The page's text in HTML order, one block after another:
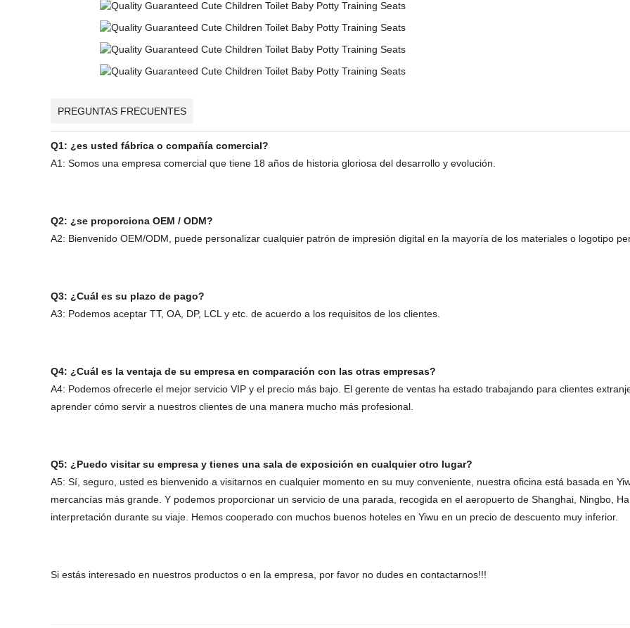
PREGUNTAS FRECUENTES
Q1: ¿es usted fábrica o compañía comercial?
A1: Somos una empresa comercial que tiene 18 años de historia gloriosa del desarrollo y evolución.
Q2: ¿se proporciona OEM / ODM?
A2: Bienvenido OEM/ODM, puede personalizar cualquier patrón de impresión digital en la mayoría de los materiales o logotipo
Q3: ¿Cuál es su plazo de pago?
A3: Podemos aceptar TT, OA, DP, LCL y etc. de acuerdo a los requisitos de los clientes.
Q4: ¿Cuál es la ventaja de su empresa en comparación con las otras empresas?
A4: Podemos ofrecerle el mejor servicio VIP y el precio más bajo. El gerente de ventas ha estado trabajando para clientes
aprender cómo servir a nuestros clientes de una manera mucho más profesional.
Q5: ¿Puedo visitar su empresa y tienes una sala de exposición en cualquier otro lugar?
A5: Sí, seguro, usted es bienvenido a visitarnos en cualquier momento en su muy conveniente, nuestra oficina está basada en
mercancías más grande. Y podemos proporcionar un servicio de una parada, recogida en el aeropuerto de Shanghai, Ningbo,
interpretación durante su viaje. Hemos cooperado con muchos buenos hoteles en Yiwu en un precio de descuento muy inferior.
Si estás interesado en nuestros productos o en la empresa, por favor no dudes en contactarnos!!!